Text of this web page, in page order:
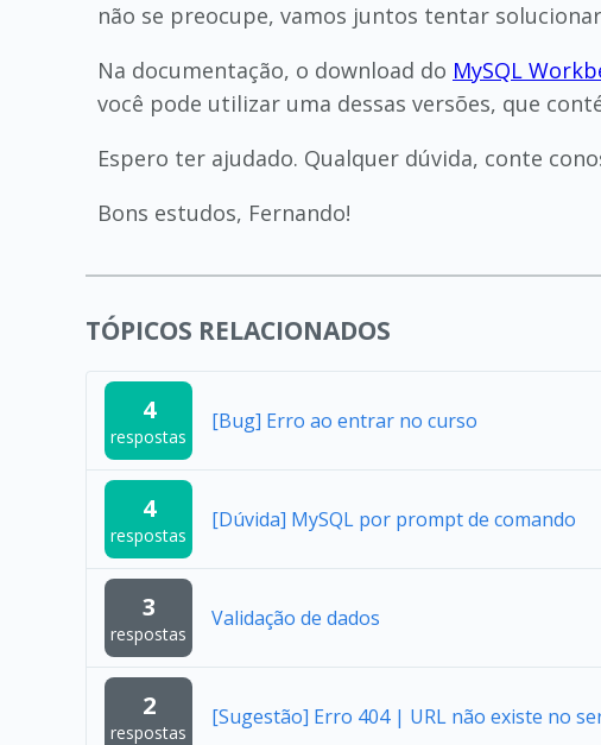
não se preocupe, vamos juntos tentar
Na documentação, o download do MySQL
você pode utilizar uma dessas versões, que
Espero ter ajudado. Qualquer dúvida, conte
Bons estudos, Fernando!
TÓPICOS RELACIONADOS
4
respostas
[Bug] Erro ao entrar no curso
4
respostas
[Dúvida] MySQL por prompt de comando
3
respostas
Validação de dados
2
respostas
[Sugestão] Erro 404 | URL não existe no